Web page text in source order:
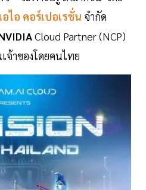
อไอ คอร์เปอเรชั่น จำกัด
Cloud Partner (NCP)
จ้าของโดยคนไทย